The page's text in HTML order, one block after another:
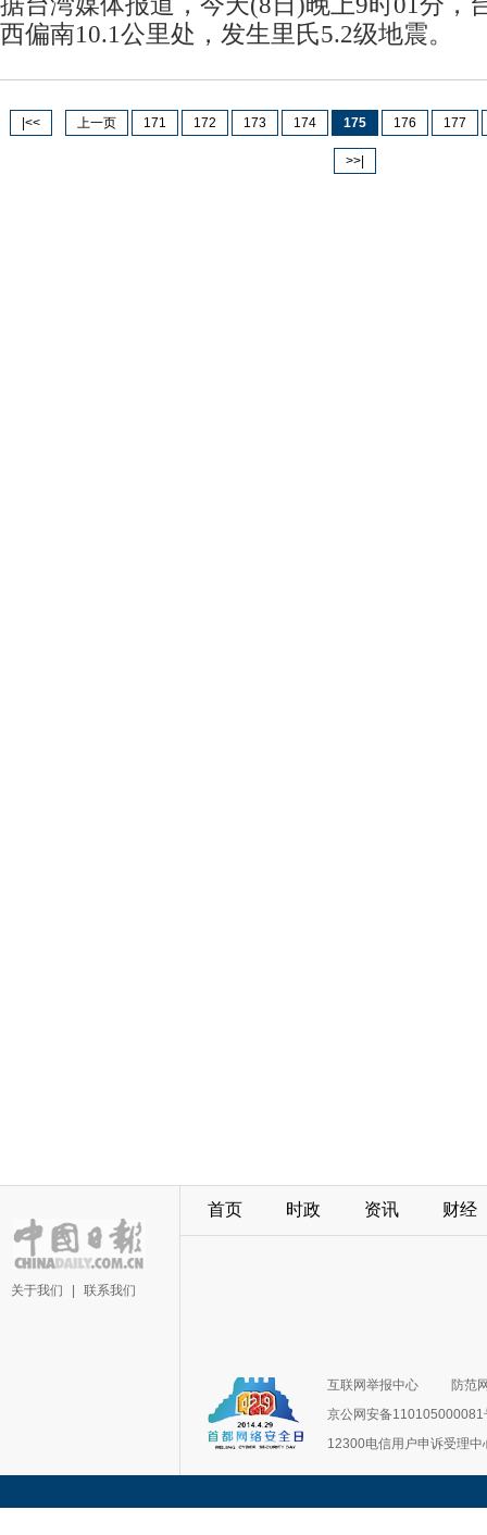
西偏南10.1公里处，发生里氏5.2级地震。
|<< 上一页 171 172 173 174 175 176 177
>>|
关于我们 联系我们
首页 时政 资讯 财经
互联网举报中心
防范
京公网安备110105000081
12300电信用户申诉受理中